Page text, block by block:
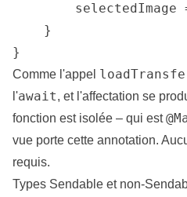
selectedImage
    }
}
Comme l'appel
l'await, et l'affectation se
fonction est isolée – qui est
vue porte cette annotation.
requis.
Types Sendable et non-